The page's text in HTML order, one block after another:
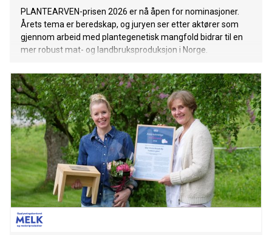
PLANTEARVEN-prisen 2026 er nå åpen for nominasjoner.
Årets tema er beredskap, og juryen ser etter aktører som
gjennom arbeid med plantegenetisk mangfold bidrar til en
mer robust mat- og landbruksproduksjon i Norge.